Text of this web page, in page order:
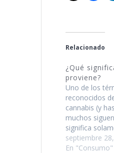
Relacionado
¿Qué
proviene?
Uno de los
reconocidos
cannabis (y
muchos
significa
aunque ese
realidad es
septiembre
En "Consumo"